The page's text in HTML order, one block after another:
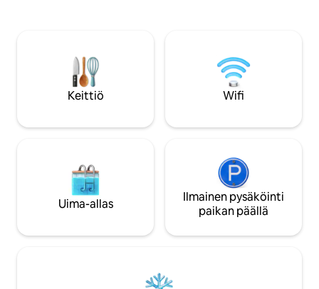
tyylikkäästä makuuhuoneesta. Jokainen
hetki täällä lupaa rauhaa ja
unohtumattomia muistoja. Varaa nyt
Istrian
erinomainen
tutkimiseen.
autolle.
Keittiö Wifi
Uima-allas
Ilmainen pysäköinti
paikan päällä